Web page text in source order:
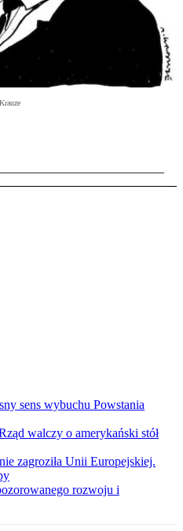
sens wybuchu Powstania
walczy o amerykański stół
zagroziła Unii Europejskiej.
rozwoju i